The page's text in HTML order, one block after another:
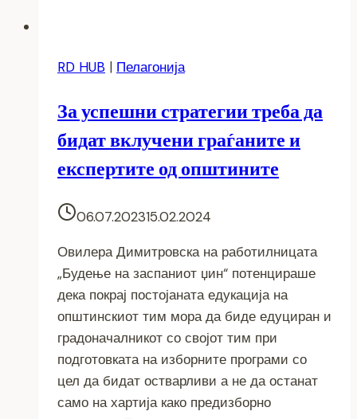
RD HUB | Пелагонија
За успешни стратегии треба да
бидат вклучени граѓаните и
експертите од општините
06.07.202315.02.2024
Овилера Димитровска на работилницата
„Будење на заспаниот џин“ потенцираше
дека покрај постојаната едукација на
општинскиот тим мора да биде едуциран и
градоначалникот со својот тим при
подготовката на изборните програми со
цел да бидат остварливи а не да останат
само на хартија како предизборно